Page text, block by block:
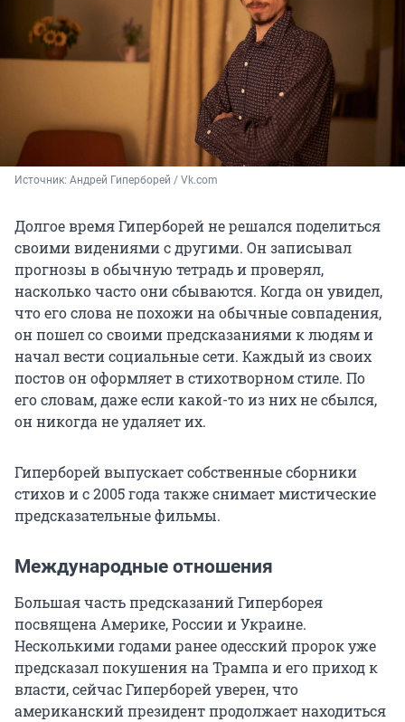
Источник: Андрей Гиперборей / Vk.com
Долгое время Гиперборей не решался поделиться
своими видениями с другими. Он записывал
прогнозы в обычную тетрадь и проверял,
насколько часто они сбываются. Когда он увидел,
что его слова не похожи на обычные совпадения,
он пошел со своими предсказаниями к людям и
начал вести социальные сети. Каждый из своих
постов он оформляет в стихотворном стиле. По
его словам, даже если какой-то из них не сбылся,
он никогда не удаляет их.
Гиперборей выпускает собственные сборники
стихов и с 2005 года также снимает мистические
предсказательные фильмы.
Международные отношения
Большая часть предсказаний Гиперборея
посвящена Америке, России и Украине.
Несколькими годами ранее одесский пророк уже
предсказал покушения на Трампа и его приход к
власти, сейчас Гиперборей уверен, что
американский президент продолжает находиться